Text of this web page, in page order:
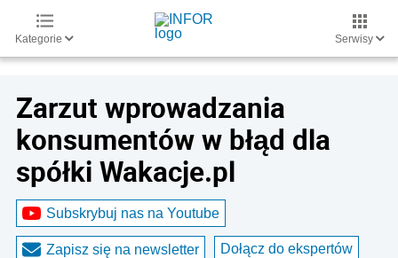
Kategorie Serwisy
Zarzut wprowadzania
konsumentów w błąd dla
spółki Wakacje.pl
Subskrybuj nas na Youtube
Zapisz się na newsletter Dołącz do ekspertów